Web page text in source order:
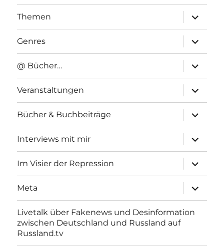
Themen
anzeigen
Genres
anzeigen
@ Bücher…
anzeigen
Veranstaltungen
anzeigen
Bücher & Buchbeiträge
anzeigen
Interviews mit mir
anzeigen
Im Visier der Repression
anzeigen
Meta
anzeigen
Livetalk über Fakenews und Desinformation
zwischen Deutschland und Russland auf
Russland.tv